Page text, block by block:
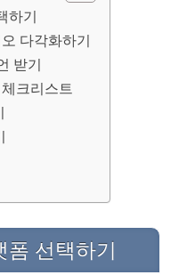
하기
다각화하기
받기
크리스트
폼 선택하기